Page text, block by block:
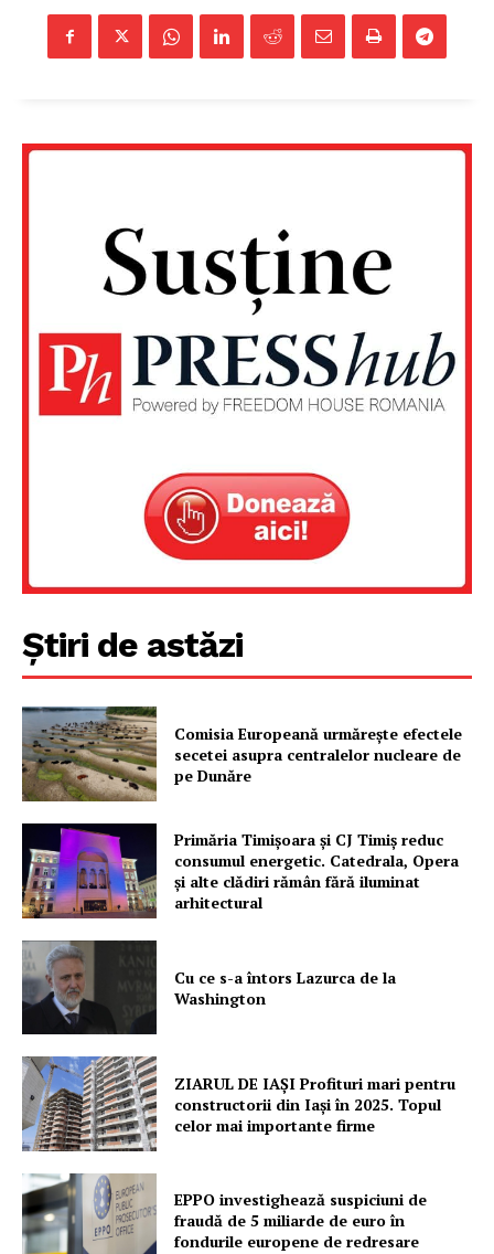
Știri de astăzi
Comisia Europeană urmărește efectele
secetei asupra centralelor nucleare de
pe Dunăre
Primăria Timișoara şi CJ Timiș reduc
consumul energetic. Catedrala, Opera
şi alte clădiri rămân fără iluminat
arhitectural
Cu ce s-a întors Lazurca de la
Washington
ZIARUL DE IAȘI Profituri mari pentru
constructorii din Iași în 2025. Topul
celor mai importante firme
EPPO investighează suspiciuni de
fraudă de 5 miliarde de euro în
fondurile europene de redresare